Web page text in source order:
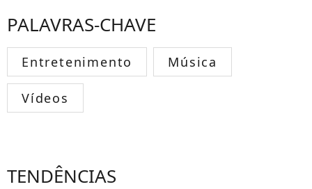
PALAVRAS-CHAVE
Entretenimento Música
Vídeos
TENDÊNCIAS